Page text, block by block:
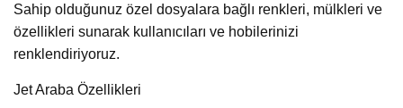
Sahip olduğunuz özel dosyalara bağlı renkleri, mülkleri ve
özellikleri sunarak kullanıcıları ve hobilerinizi
renklendiriyoruz.
Jet Araba Özellikleri